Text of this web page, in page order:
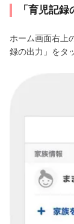
「育児記
ホーム画面右上
録の出力」をタ